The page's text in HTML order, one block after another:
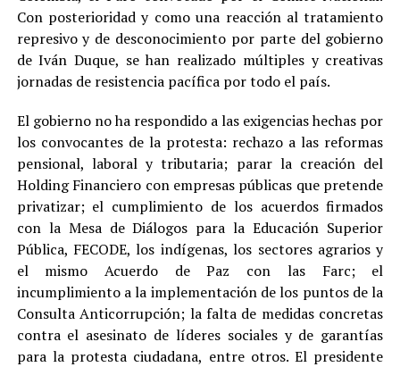
Con posterioridad y como una reacción al tratamiento
represivo y de desconocimiento por parte del gobierno
de Iván Duque, se han realizado múltiples y creativas
jornadas de resistencia pacífica por todo el país.
El gobierno no ha respondido a las exigencias hechas por
los convocantes de la protesta: rechazo a las reformas
pensional, laboral y tributaria; parar la creación del
Holding Financiero con empresas públicas que pretende
privatizar; el cumplimiento de los acuerdos firmados
con la Mesa de Diálogos para la Educación Superior
Pública, FECODE, los indígenas, los sectores agrarios y
el mismo Acuerdo de Paz con las Farc; el
incumplimiento a la implementación de los puntos de la
Consulta Anticorrupción; la falta de medidas concretas
contra el asesinato de líderes sociales y de garantías
para la protesta ciudadana, entre otros. El presidente